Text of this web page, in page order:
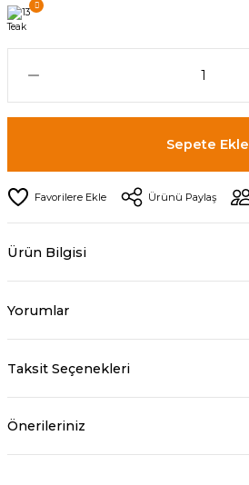
Sepete Ekle
Ürünü Paylaş
Ürün Bilgisi
Yorumlar
Taksit Seçenekleri
Önerileriniz